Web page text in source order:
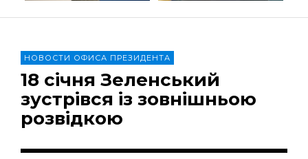
НОВОСТИ ОФИСА ПРЕЗИДЕНТА
18 січня Зеленський
зустрівся із зовнішньою
розвідкою